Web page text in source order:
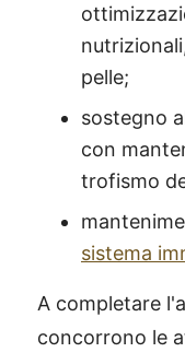
pelle;
sostegno
con
trofismo
sistema
A completare
concorrono le